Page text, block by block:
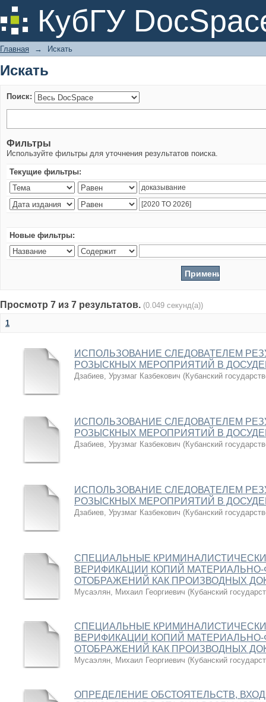
КубГУ
Искать
Главная → Искать
Искать
Поиск:
Фильтры
Используйте фильтры для уточнения результатов поиска.
Текущие фильтры:
Новые фильтры:
Просмотр 7 из 7 результатов. (0.049 секунд(а))
1
ИСПОЛЬЗОВАНИЕ СЛЕДОВАТЕЛЕМ
РОЗЫСКНЫХ МЕРОПРИЯТИЙ В
Дзабиев, Урузмаг Казбекович (Кубанский
ИСПОЛЬЗОВАНИЕ СЛЕДОВАТЕЛЕМ
РОЗЫСКНЫХ МЕРОПРИЯТИЙ В
Дзабиев, Урузмаг Казбекович (Кубанский
ИСПОЛЬЗОВАНИЕ СЛЕДОВАТЕЛЕМ
РОЗЫСКНЫХ МЕРОПРИЯТИЙ В
Дзабиев, Урузмаг Казбекович (Кубанский
СПЕЦИАЛЬНЫЕ
ВЕРИФИКАЦИИ КОПИЙ
ОТОБРАЖЕНИЙ КАК ПРОИЗВОДНЫХ
Мусаэлян, Михаил Георгиевич (Кубанский
СПЕЦИАЛЬНЫЕ
ВЕРИФИКАЦИИ КОПИЙ
ОТОБРАЖЕНИЙ КАК ПРОИЗВОДНЫХ
Мусаэлян, Михаил Георгиевич (Кубанский
ОПРЕДЕЛЕНИЕ ОБСТОЯТЕЛЬСТВ,